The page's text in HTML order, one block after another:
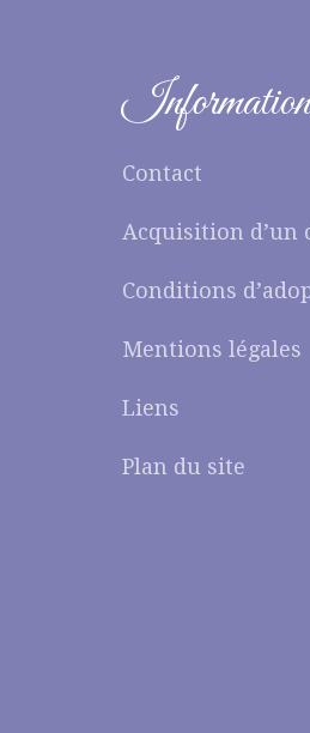
Contact
Acquisition d’un
Conditions
Mentions légales
Liens
Plan du site